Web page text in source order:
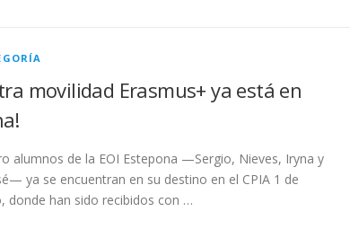
movilidad Erasmus+ ya está en
alumnos de la EOI Estepona —Sergio, Nieves, Iryna y
ya se encuentran en su destino en el CPIA 1 de
donde han sido recibidos con …